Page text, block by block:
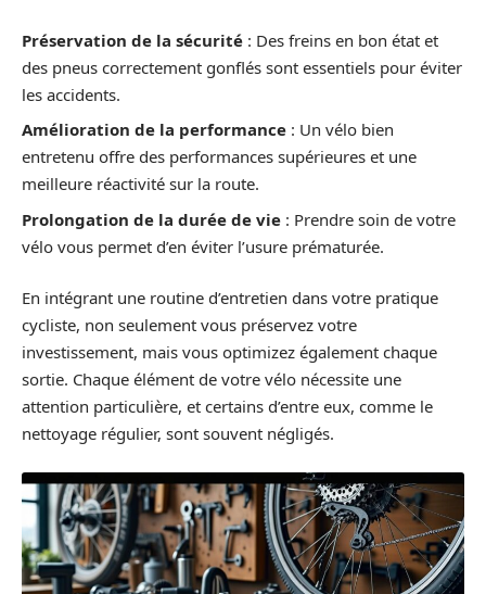
Préservation de la sécurité : Des freins en bon état et
des pneus correctement gonflés sont essentiels pour éviter
les accidents.
Amélioration de la performance : Un vélo bien
entretenu offre des performances supérieures et une
meilleure réactivité sur la route.
Prolongation de la durée de vie : Prendre soin de votre
vélo vous permet d’en éviter l’usure prématurée.
En intégrant une routine d’entretien dans votre pratique
cycliste, non seulement vous préservez votre
investissement, mais vous optimizez également chaque
sortie. Chaque élément de votre vélo nécessite une
attention particulière, et certains d’entre eux, comme le
nettoyage régulier, sont souvent négligés.